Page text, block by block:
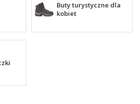
Buty turystyczne dla
kobiet